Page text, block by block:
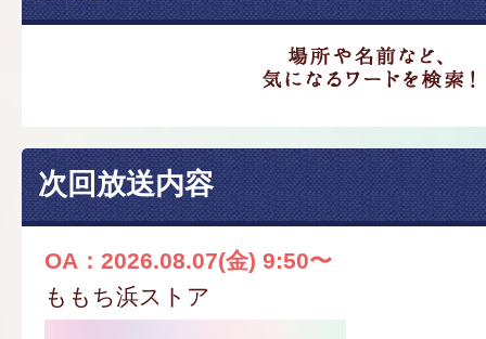
次回放送内容
OA：2026.08.07(金) 9:50〜
ももち浜ストア